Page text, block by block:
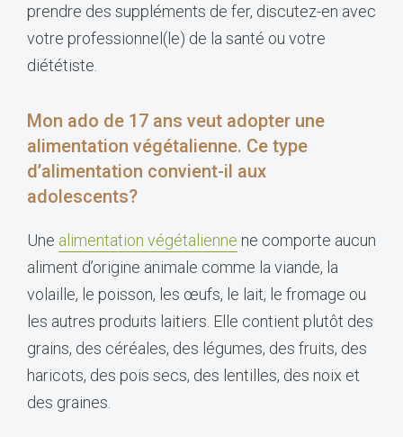
prendre des suppléments de fer, discutez-en avec
votre professionnel(le) de la santé ou votre
diététiste.
Mon ado de 17 ans veut adopter une
alimentation végétalienne. Ce type
d’alimentation convient-il aux
adolescents?
Une alimentation végétalienne ne comporte aucun
aliment d’origine animale comme la viande, la
volaille, le poisson, les œufs, le lait, le fromage ou
les autres produits laitiers. Elle contient plutôt des
grains, des céréales, des légumes, des fruits, des
haricots, des pois secs, des lentilles, des noix et
des graines.